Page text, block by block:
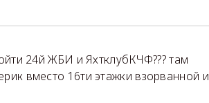
24й ЖБИ и ЯхтклубКЧФ??? там
вместо 16ти этажки взорванной и